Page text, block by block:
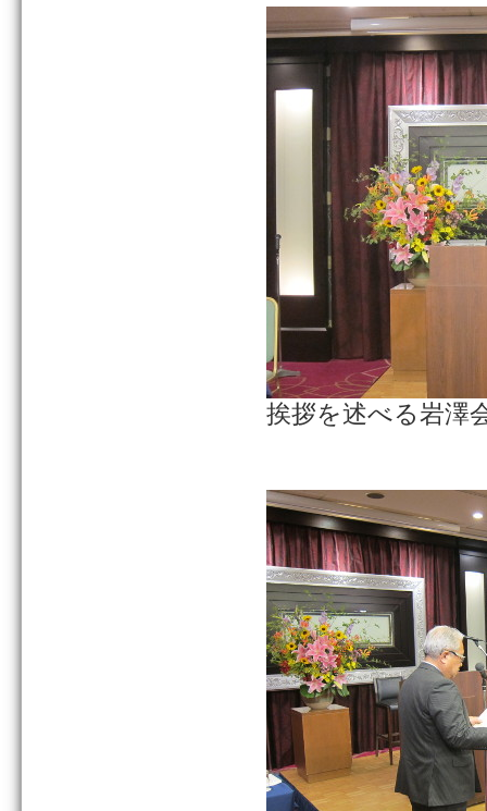
挨拶を述べる岩澤